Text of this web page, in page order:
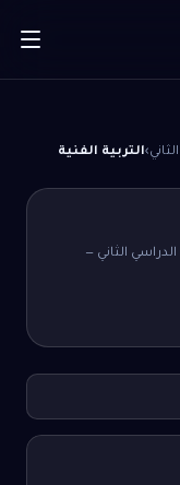
›التربية الفنية
الثاني —